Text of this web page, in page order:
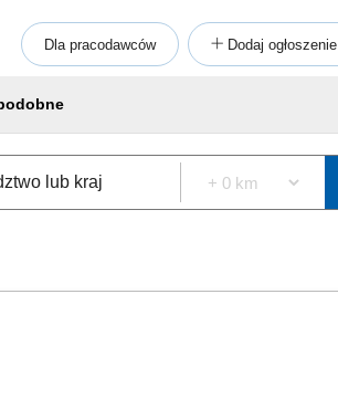
Dla pracodawców Dodaj ogłoszenie